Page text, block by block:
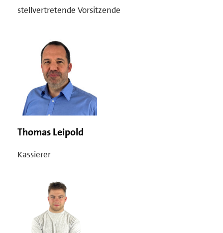
stellvertretende Vorsitzende
Thomas Leipold
Kassierer